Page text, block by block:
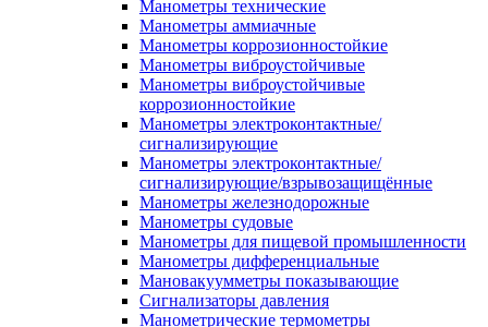
Манометры технические
Манометры аммиачные
Манометры коррозионностойкие
Манометры виброустойчивые
Манометры виброустойчивые
коррозионностойкие
Манометры электроконтактные/
сигнализирующие
Манометры электроконтактные/
сигнализирующие/взрывозащищённые
Манометры железнодорожные
Манометры судовые
Манометры для пищевой промышленности
Манометры дифференциальные
Мановакуумметры показывающие
Сигнализаторы давления
Манометрические термометры